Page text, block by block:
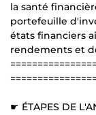
la santé
portefeuille
états financiers
rendements et
☛ ÉTAPES DE